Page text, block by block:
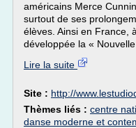
américains Merce
surtout de ses
élèves. Ainsi en France,
développée la « Nouvelle
Lire la suite
Site : http://
Thèmes liés : centre
danse moderne et